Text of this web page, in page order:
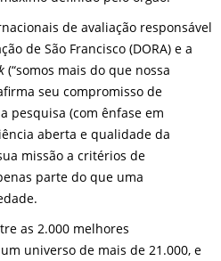
de avaliação responsável
de São Francisco (DORA) e a
(“somos mais do que nossa
seu compromisso de
pesquisa (com ênfase em
aberta e qualidade da
missão a critérios de
parte do que uma
as 2.000 melhores
universo de mais de 21.000, e